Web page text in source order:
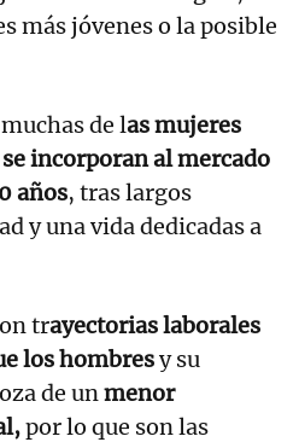
más jóvenes o la posible
de las mujeres
incorporan al mercado
años, tras largos
y una vida dedicadas a
trayectorias laborales
los hombresy su
de unmenor
por lo que son las